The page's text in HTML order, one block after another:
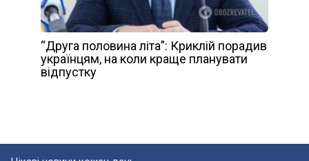
“Друга половина літа”: Криклій порадив
українцям, на коли краще планувати
відпустку